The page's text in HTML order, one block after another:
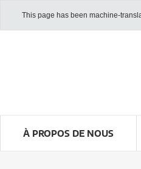
This page has been machine-
À PROPOS DE NOUS